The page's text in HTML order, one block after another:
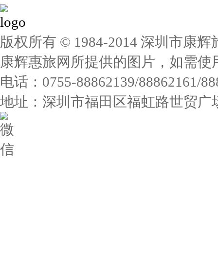
版权所有 © 1984-2014 深圳市康
康辉惠旅网所提供的图片，如需
电话：0755-88862139/88862161/
地址：深圳市福田区福虹路世贸